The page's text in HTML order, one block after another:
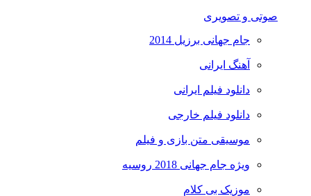
صوتی و تصویری
جام جهانی برزیل 2014
آهنگ ایرانی
دانلود فیلم ایرانی
دانلود فیلم خارجی
موسیقی متن بازی و فیلم
ویژه جام جهانی 2018 روسیه
موزیک بی کلام